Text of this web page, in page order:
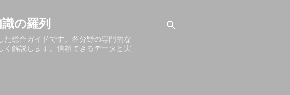
の羅列
た総合ガイドです。各分野の専門的な
解説します。信頼できるデータと実